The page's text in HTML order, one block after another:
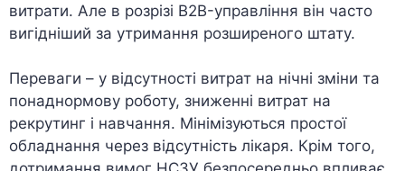
витрати. Але в розрізі B2B-управління він часто
вигідніший за утримання розширеного штату.
Переваги – у відсутності витрат на нічні зміни та
понаднормову роботу, зниженні витрат на
рекрутинг і навчання. Мінімізуються простої
обладнання через відсутність лікаря. Крім того,